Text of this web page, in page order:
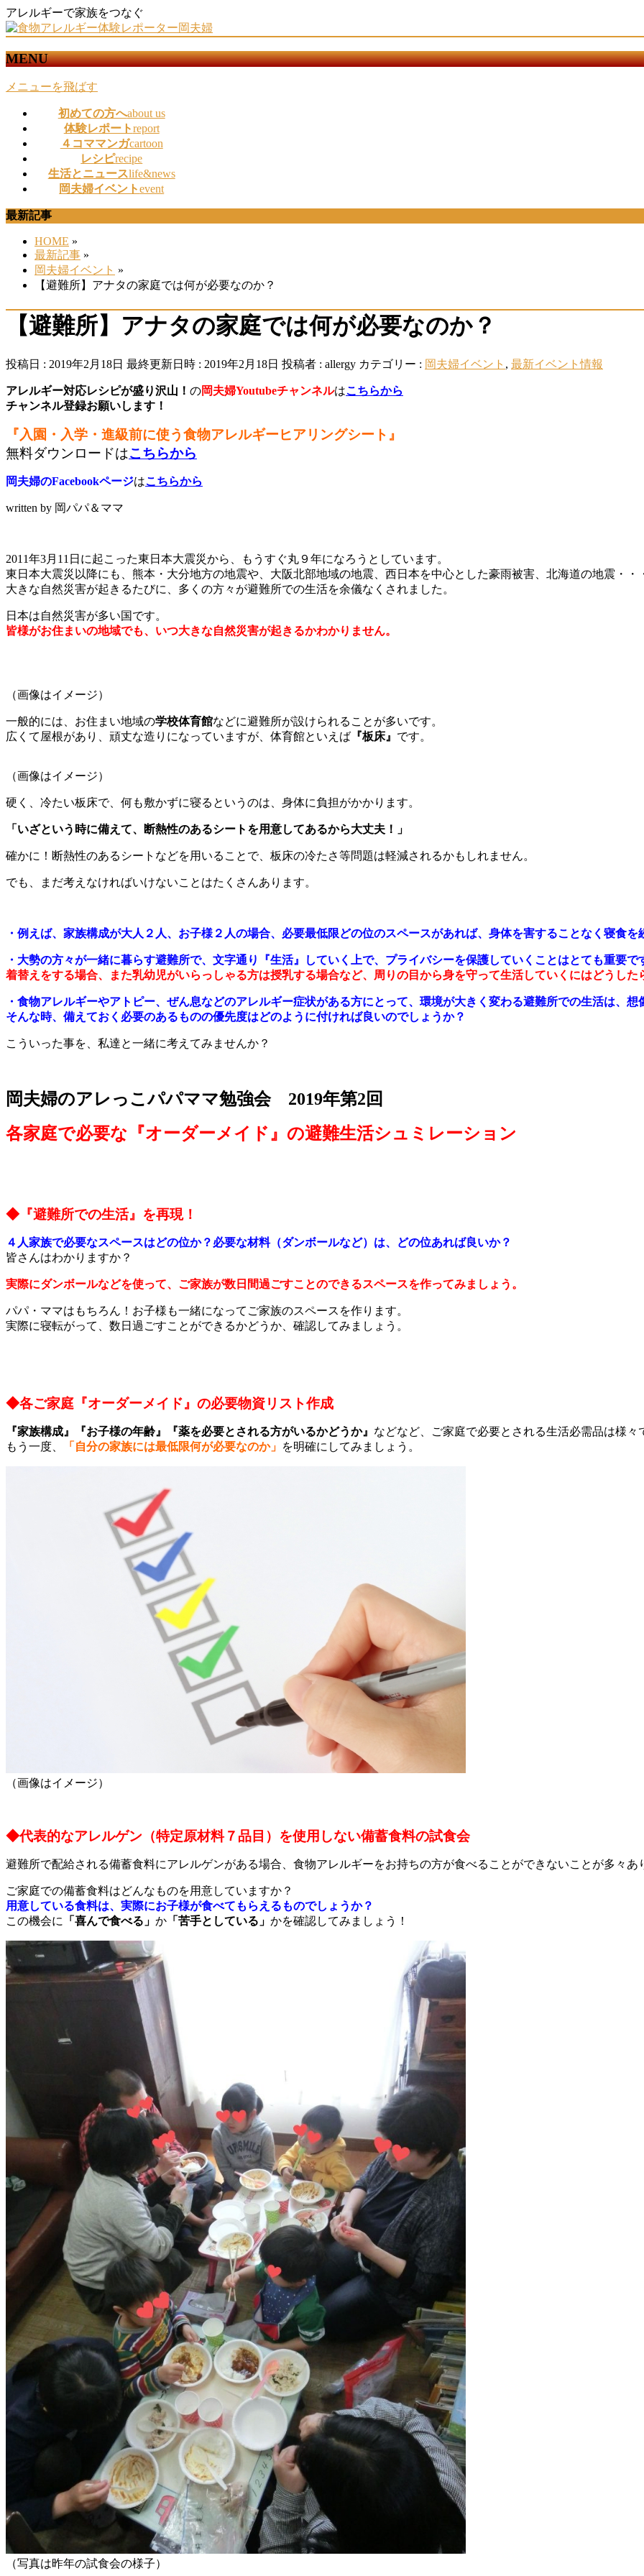
アレルギーで家族をつなぐ
MENU
メニューを飛ばす
初めての方へabout us
体験レポートreport
４コママンガcartoon
レシピrecipe
生活とニュースlife&news
岡夫婦イベントevent
最新記事
HOME »
最新記事 »
岡夫婦イベント »
【避難所】アナタの家庭では何が必要なのか？
【避難所】アナタの家庭では何が必要なのか？
投稿日 : 2019年2月18日 最終更新日時 : 2019年2月18日 投稿者 : allergy カテゴリー : 岡夫婦イベント , 最新イベント情報
アレルギー対応レシピが盛り沢山！ の岡夫婦Youtubeチャンネルはこちらから
チャンネル登録お願いします！
『入園・入学・進級前に使う食物アレルギーヒアリングシート』
無料ダウンロードはこちらから
岡夫婦のFacebookページはこちらから
written by 岡パパ＆ママ
2011年3月11日に起こった東日本大震災から、もうすぐ丸９年になろうとしています。
東日本大震災以降にも、熊本・大分地方の地震や、大阪北部地域の地震、西日本を中心とした豪雨被害、北海道の地震・・
大きな自然災害が起きるたびに、多くの方々が避難所での生活を余儀なくされました。
日本は自然災害が多い国です。
皆様がお住まいの地域でも、いつ大きな自然災害が起きるかわかりません。
（画像はイメージ）
一般的には、お住まい地域の学校体育館などに避難所が設けられることが多いです。
広くて屋根があり、頑丈な造りになっていますが、体育館といえば 『板床』 です。
（画像はイメージ）
硬く、冷たい板床で、何も敷かずに寝るというのは、身体に負担がかかります。
「いざという時に備えて、断熱性のあるシートを用意してあるから大丈夫！」
確かに！断熱性のあるシートなどを用いることで、板床の冷たさ等問題は軽減されるかもしれません。
でも、まだ考えなければいけないことはたくさんあります。
・例えば、家族構成が大人２人、お子様２人の場合、必要最低限どの位のスペースがあれば、身体を害することなく寝食
・大勢の方々が一緒に暮らす避難所で、文字通り『生活』していく上で、プライバシーを保護していくことはとても重要で
着替えをする場合、また乳幼児がいらっしゃる方は授乳する場合など、周りの目から身を守って生活していくにはどうした
・食物アレルギーやアトピー、ぜん息などのアレルギー症状がある方にとって、環境が大きく変わる避難所での生活は、
そんな時、備えておく必要のあるものの優先度はどのように付ければ良いのでしょうか？
こういった事を、私達と一緒に考えてみませんか？
岡夫婦のアレっこパパママ勉強会 2019年第2回
各家庭で必要な『オーダーメイド』の避難生活シュミレーション
◆『避難所での生活』を再現！
４人家族で必要なスペースはどの位か？必要な材料（ダンボールなど）は、どの位あれば良いか？
皆さんはわかりますか？
実際にダンボールなどを使って、ご家族が数日間過ごすことのできるスペースを作ってみましょう。
パパ・ママはもちろん！お子様も一緒になってご家族のスペースを作ります。
実際に寝転がって、数日過ごすことができるかどうか、確認してみましょう。
◆各ご家庭『オーダーメイド』の必要物資リスト作成
『家族構成』『お子様の年齢』『薬を必要とされる方がいるかどうか』 などなど、ご家庭で必要とされる生活必需品は様々
もう一度、
「自分の家族には最低限何が必要なのか」 を明確にしてみましょう。
（画像はイメージ）
◆代表的なアレルゲン（特定原材料７品目）を使用しない備蓄食料の試食会
避難所で配給される備蓄食料にアレルゲンがある場合、食物アレルギーをお持ちの方が食べることができないことが多々あ
ご家庭での備蓄食料はどんなものを用意していますか？
用意している食料は、実際にお子様が食べてもらえるものでしょうか？
この機会に
「喜んで食べる」 か 「苦手としている」 かを確認してみましょう！
（写真は昨年の試食会の様子）